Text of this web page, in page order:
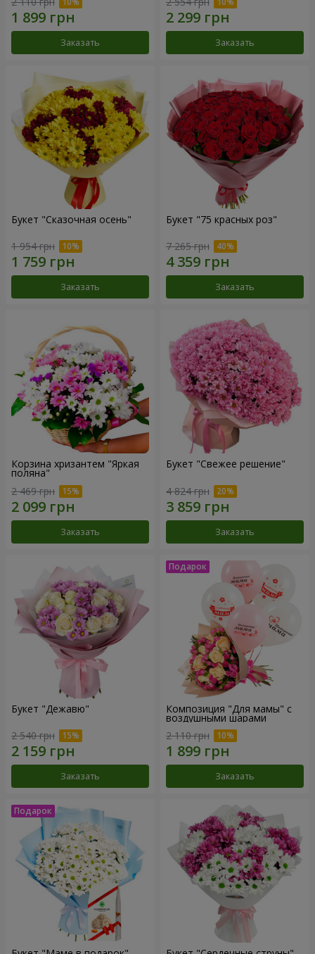
Заказать Заказать
Букет "Сказочная осень"
1 954 грн
Заказать
Букет "75 красных роз"
7 265 грн
Заказать
Корзина хризантем "Яркая
поляна"
2 469 грн
Заказать
Букет "Свежее решение"
4 824 грн
Заказать
Букет "Дежавю"
2 540 грн
Заказать
Композиция "Для мамы" с
воздушными шарами
2 110 грн
Заказать